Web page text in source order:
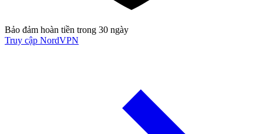
Bảo đảm hoàn tiền trong 30 ngày
Truy cập NordVPN